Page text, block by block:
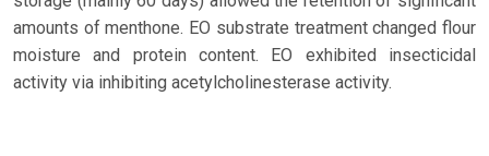
amounts of menthone. EO substrate treatment changed flour
moisture and protein content. EO exhibited insecticidal
activity via inhibiting acetylcholinesterase activity.